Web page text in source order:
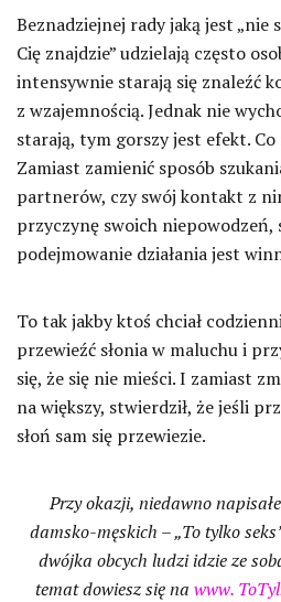
Beznadziejnej rady jaką jest „nie
Cię znajdzie” udzielają często
intensywnie starają się znaleźć
z wzajemnością. Jednak nie
starają, tym gorszy jest efekt.
Zamiast zamienić sposób
partnerów, czy swój kontakt z
przyczynę swoich niepowodzeń,
podejmowanie działania jest
To tak jakby ktoś chciał
przewieźć słonia w maluchu i
się, że się nie mieści. I zamiast
na większy, stwierdził, że jeśli
słoń sam się przewiezie.
Przy okazji, niedawno
damsko-męskich – „To tylko
dwójka obcych ludzi idzie ze
temat dowiesz się na www.